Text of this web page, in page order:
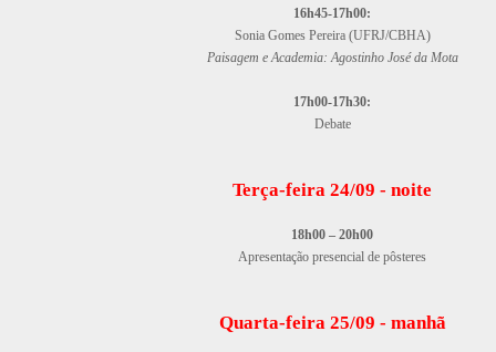
16h45-17h00:
Sonia Gomes Pereira (UFRJ/CBHA)
Paisagem e Academia: Agostinho José da Mota
17h00-17h30:
Debate
Terça-feira 24/09 - noite
18h00 – 20h00
Apresentação presencial de pôsteres
Quarta-feira 25/09 - manhã